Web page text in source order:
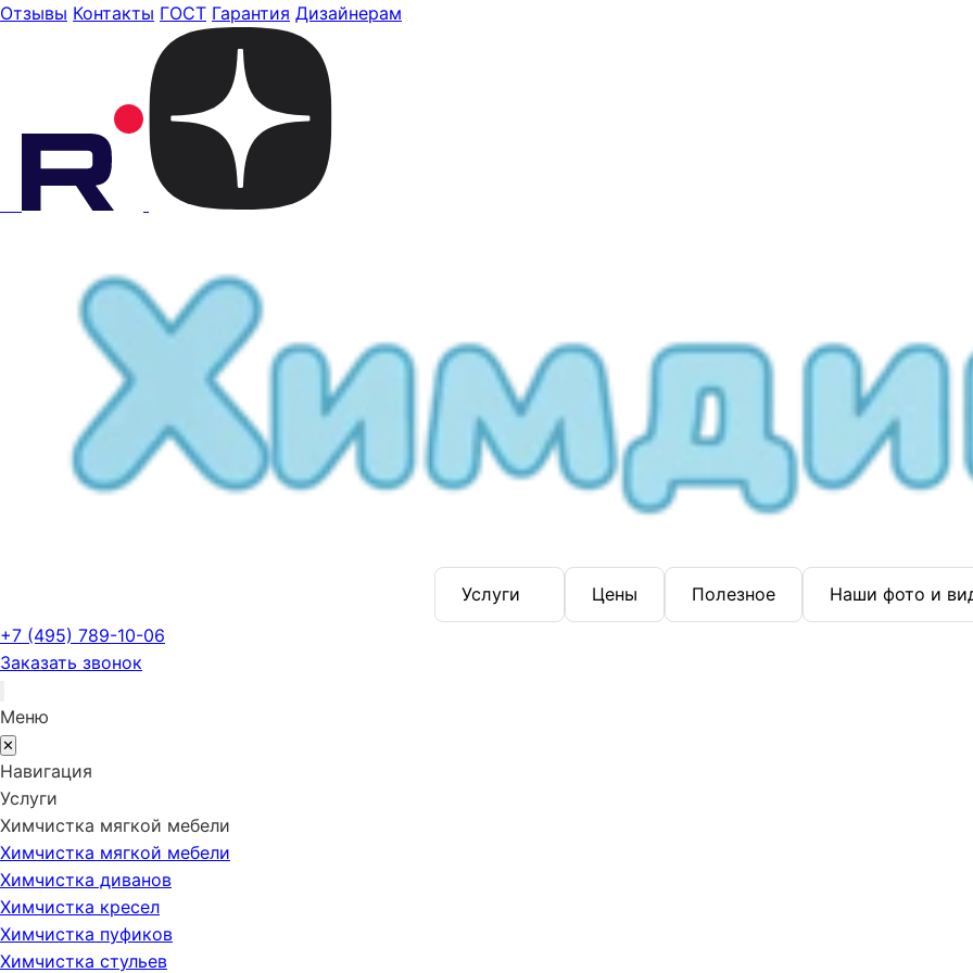
Отзывы Контакты ГОСТ Гарантия Дизайнерам
Услуги Цены Полезное
Наши фото и
+7 (495) 789-10-06
Заказать звонок
Меню
✕
Навигация
Услуги
Химчистка мягкой мебели
Химчистка мягкой мебели
Химчистка диванов
Химчистка кресел
Химчистка пуфиков
Химчистка стульев